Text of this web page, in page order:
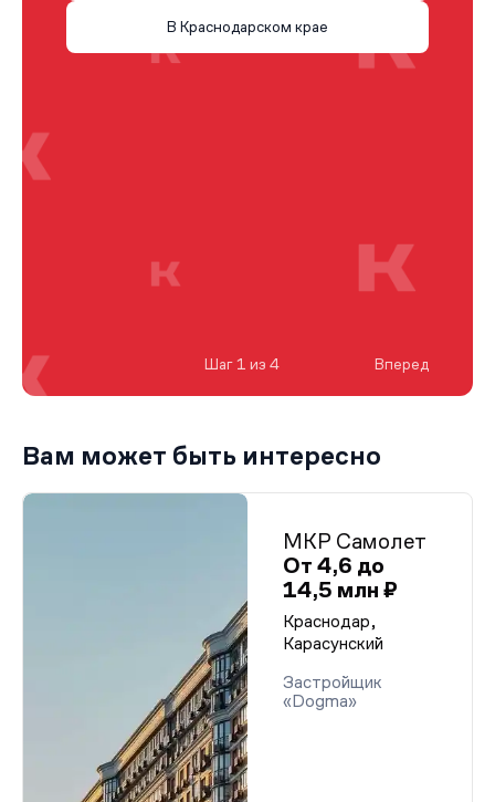
В Краснодарском крае
Шаг 1 из 4 Вперед
Вам может быть интересно
МКР Самолет
От 4,6 до
14,5 млн ₽
Краснодар,
Карасунский
Застройщик
«Dogma»